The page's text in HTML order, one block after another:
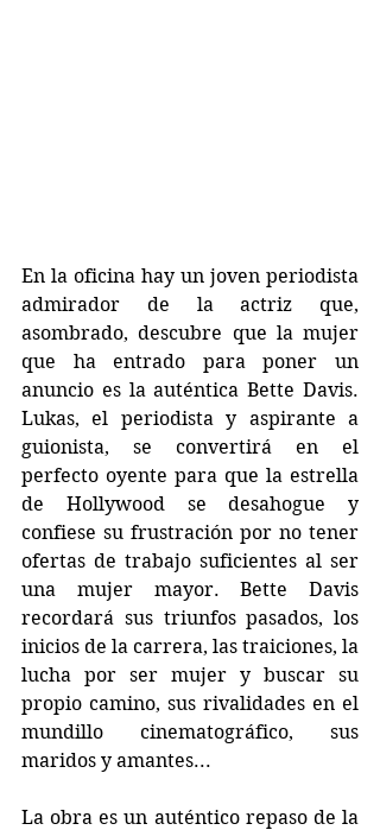
En la oficina hay un joven periodista
admirador de la actriz que,
asombrado, descubre que la mujer
que ha entrado para poner un
anuncio es la auténtica Bette Davis.
Lukas, el periodista y aspirante a
guionista, se convertirá en el
perfecto oyente para que la estrella
de Hollywood se desahogue y
confiese su frustración por no tener
ofertas de trabajo suficientes al ser
una mujer mayor. Bette Davis
recordará sus triunfos pasados, los
inicios de la carrera, las traiciones, la
lucha por ser mujer y buscar su
propio camino, sus rivalidades en el
mundillo cinematográfico, sus
maridos y amantes...
La obra es un auténtico repaso de la